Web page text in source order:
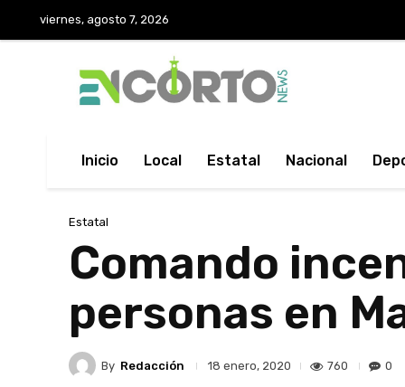
viernes, agosto 7, 2026
Inicio Local Estatal Nacional
Estatal
Comando
personas en
By Redacción 18 enero, 2020 760 0